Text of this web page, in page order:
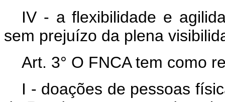
IV - a flexibilidade e
sem prejuízo da plena
Art. 3° O FNCA tem como
I - doações de pessoas